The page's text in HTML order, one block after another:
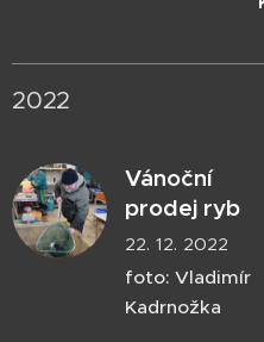
2022
Vánoční
prodej ryb
22. 12. 2022
foto: Vladimír
Kadrnožka